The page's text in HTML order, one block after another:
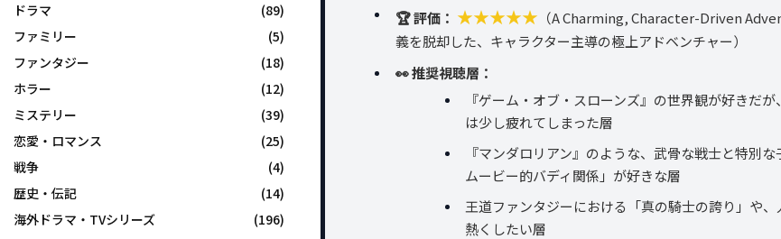
🏆 評価： ★★★★★ （A Charming, Character-Driven
義を脱却した、キャラクター主導の極上アドベンチャー）
👀 推奨視聴層：
『ゲーム・オブ・スローンズ』の世界観が好きだ
は少し疲れてしまった層
『マンダロリアン』のような、武骨な戦士と特別
ムービー的バディ関係」が好きな層
王道ファンタジーにおける「真の騎士の誇り」や、
熱くしたい層
ドラマ
(89)
ファミリー
(5)
ファンタジー
(18)
ホラー
(12)
ミステリー
(39)
恋愛・ロマンス
(25)
戦争
(4)
歴史・伝記
(14)
海外ドラマ・TVシリーズ
(196)